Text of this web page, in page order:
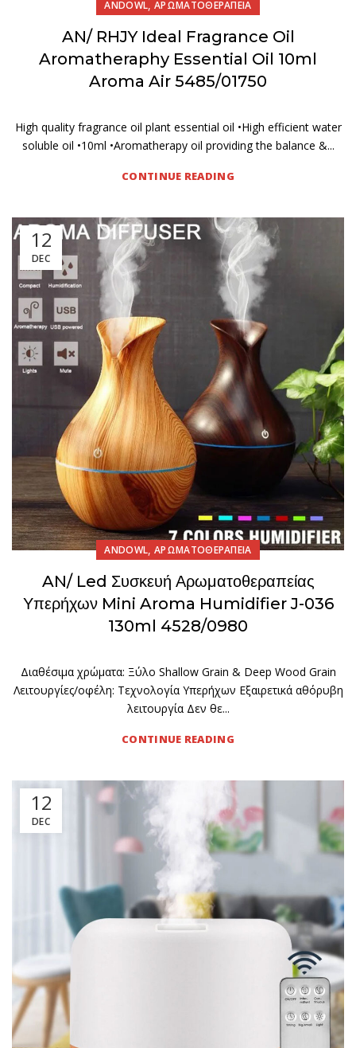
ANDOWL,ΑΡΩΜΑΤΟΘΕΡΑΠΕΙΑ
AN/ RHJY Ideal Fragrance Oil
Aromatheraphy Essential Oil 10ml
Aroma Air 5485/01750
High quality fragrance oil plant essential oil •High efficient water
soluble oil •10ml •Aromatherapy oil providing the balance &...
CONTINUE READING
12
DEC
ANDOWL,ΑΡΩΜΑΤΟΘΕΡΑΠΕΙΑ
AN/ Led Συσκευή Αρωματοθεραπείας
Υπερήχων Mini Aroma Humidifier J-036
130ml 4528/0980
Διαθέσιμα χρώματα: Ξύλο Shallow Grain & Deep Wood Grain
Λειτουργίες/οφέλη: Τεχνολογία Υπερήχων Εξαιρετικά αθόρυβη
λειτουργία Δεν θε...
CONTINUE READING
12
DEC